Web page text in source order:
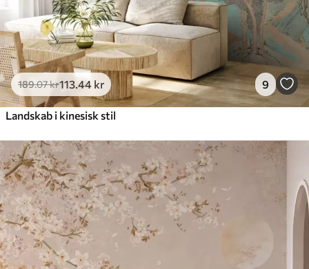
189.07kr113.44 kr 9
Landskab i kinesisk stil